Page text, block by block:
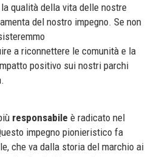
qualità della vita delle nostre
del nostro impegno. Se non
a riconnettere le comunità e la
positivo sui nostri parchi
responsabile è radicato nel
impegno pionieristico fa
che va dalla storia del marchio ai